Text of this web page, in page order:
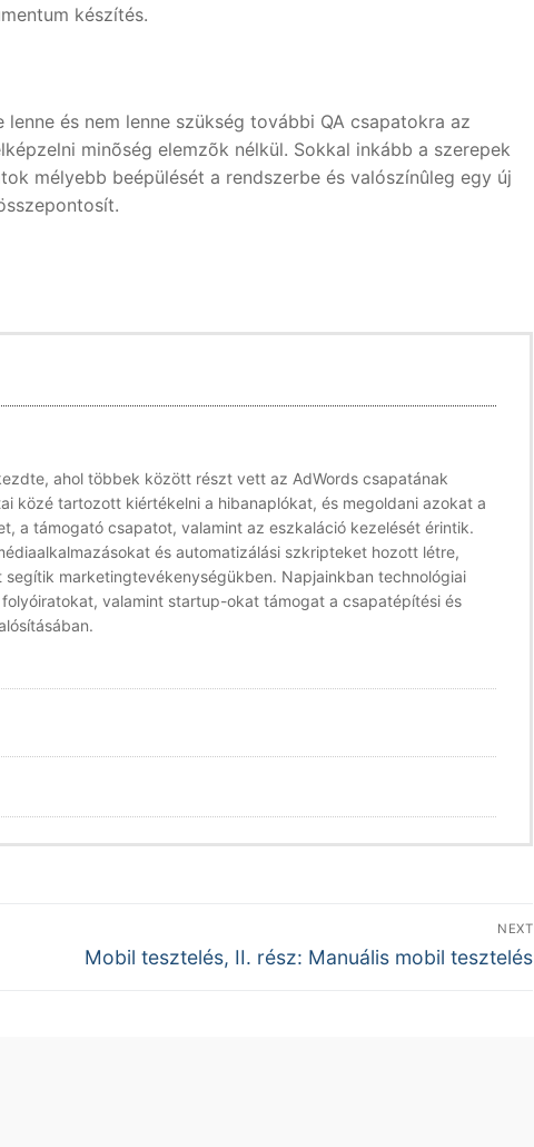
készítés.
és nem lenne szükség további QA csapatokra az
minõség elemzõk nélkül. Sokkal inkább a szerepek
mélyebb beépülését a rendszerbe és valószínûleg egy új
ahol többek között részt vett az AdWords csapatának
közé tartozott kiértékelni a hibanaplókat, és megoldani azokat a
a támogató csapatot, valamint az eszkaláció kezelését érintik.
és automatizálási szkripteket hozott létre,
marketingtevékenységükben. Napjainkban technológiai
valamint startup-okat támogat a csapatépítési és
NEXT
Next
Mobil tesztelés, II. rész: Manuális mobil tesztelés